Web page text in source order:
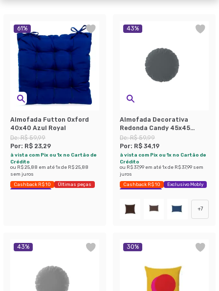
61%
Almofada Futton Oxford
40x40 Azul Royal
De:R$ 59,99
Por: R$ 23,29
à vista com Pix ou 1x no Cartão de
Crédito
ou R$ 25,88 em até1x de R$ 25,88
sem juros
Cashback R$ 10
Últimas peças
Economize 61%
43%
Almofada Decorativa
Redonda Candy 45x45
Linho Grafite
De:R$ 59,99
Por: R$ 34,19
à vista com Pix ou 1x no Cartão de
Crédito
ou R$ 37,99 em até1x de R$ 37,99 sem
juros
Cashback R$ 10
Exclusivo Mobly
Economize 43%
+7
43% 30%